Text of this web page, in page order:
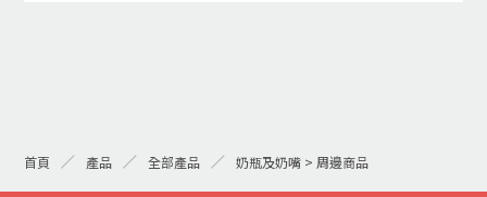
首頁 產品 全部產品 奶瓶及奶嘴 > 周邊商品